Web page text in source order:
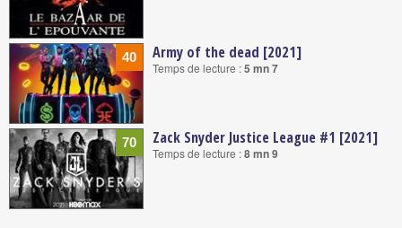
40 Army of the dead [2021]
Temps de lecture :5 mn 7
70 Zack Snyder Justice League #1 [2021]
Temps de lecture :8 mn 9